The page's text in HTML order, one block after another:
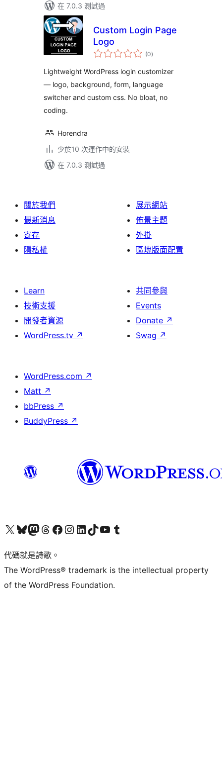
在 7.0.3 測試過
Custom Login Page
Logo
(0總
評)
Lightweight WordPress login customizer
— logo, background, form, language
switcher and custom css. No bloat, no
coding.
Horendra
少於10 次運作中的安裝
在 7.0.3 測試過
關於我們
最新消息
寄存
隱私權
展示網站
佈景主題
外掛
區塊版面配置
Learn
技術支援
開發者資源
WordPress.tv ↗
共同參與
Events
Donate ↗
Swag ↗
WordPress.com ↗
Matt ↗
bbPress ↗
BuddyPress ↗
Visit our X (formerly Twitter) account
Visit our Bluesky account
Visit our Mastodon account
Visit our Threads account
訪問我們的 Facebook 專頁Visit our Instagram account
Visit our LinkedIn account
Visit our TikTok account
Visit our YouTube channel
Visit our Tumblr account
代碼就是詩歌。
The WordPress® trademark is the intellectual property
of the WordPress Foundation.